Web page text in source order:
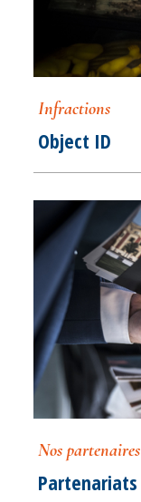
Infractions
Object ID
Nos partenaires
Partenariats